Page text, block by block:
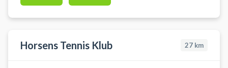
Horsens Tennis Klub 27 km